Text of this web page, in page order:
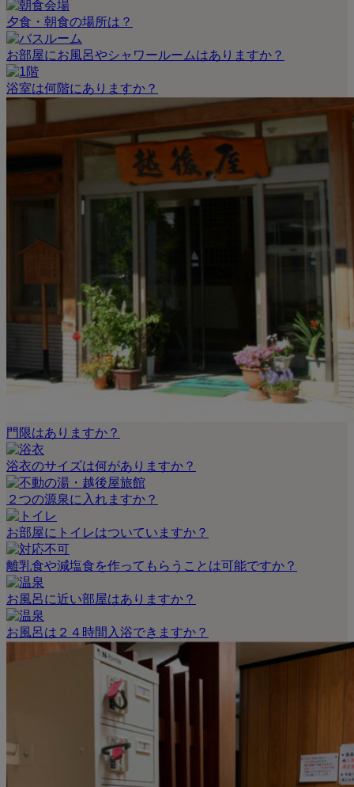
夕食・朝食の場所は？
お部屋にお風呂やシャワールームはありますか？
浴室は何階にありますか？
門限はありますか？
浴衣のサイズは何がありますか？
２つの源泉に入れますか？
お部屋にトイレはついていますか？
離乳食や減塩食を作ってもらうことは可能ですか？
お風呂に近い部屋はありますか？
お風呂は２４時間入浴できますか？